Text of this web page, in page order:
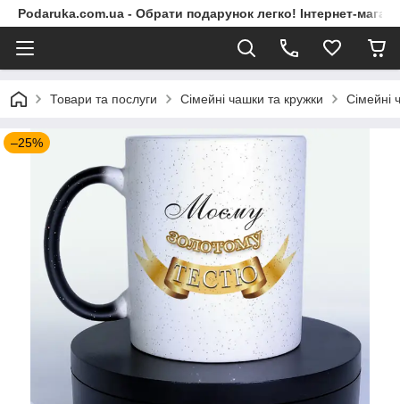
Podaruka.com.ua - Обрати подарунок легко! Інтернет-
Товари та послуги Сімейні чашки та кружки Сімейні
–25%